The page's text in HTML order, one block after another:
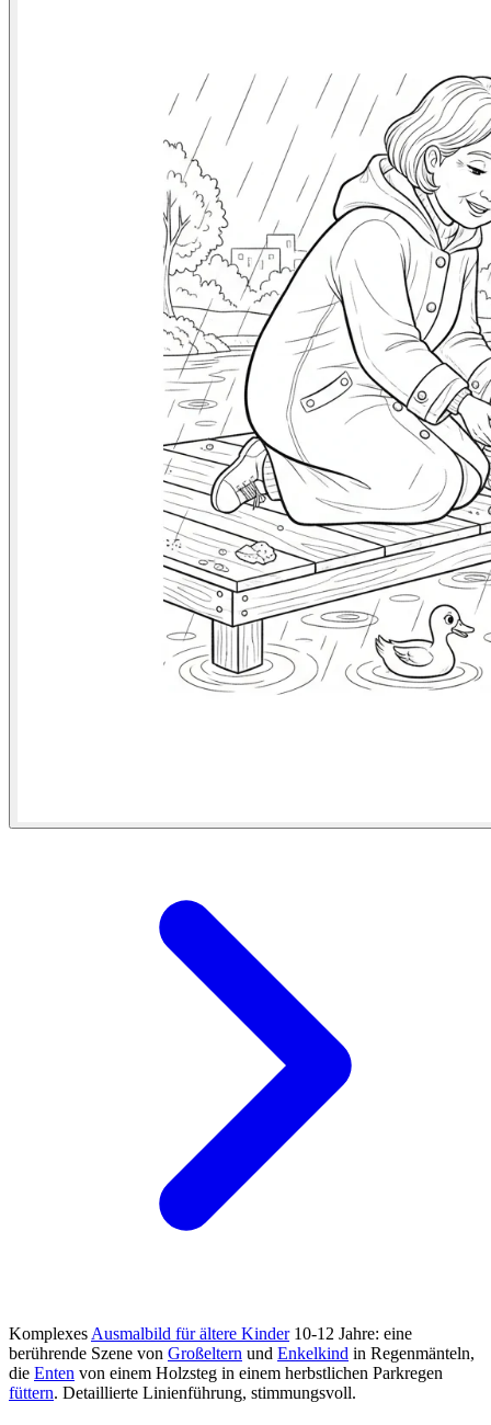
Komplexes Ausmalbild für ältere Kinder10-12 Jahre: eine
berührende Szene von Großeltern und Enkelkind in Regenmänteln,
die Enten von einem Holzsteg in einem herbstlichen Parkregen
füttern. Detaillierte Linienführung, stimmungsvoll.